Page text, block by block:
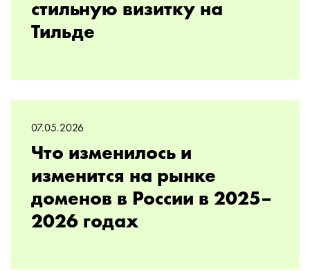
стильную визитку на
Тильде
07.05.2026
Что изменилось и
изменится на рынке
доменов в России в 2025–
2026 годах